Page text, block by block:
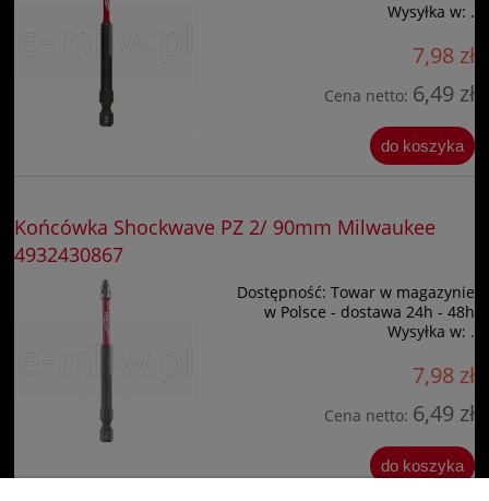
Wysyłka w: .
7,98 zł
Cena netto: 6,49 zł
do koszyka
Końcówka Shockwave PZ 2/ 90mm Milwaukee
4932430867
Dostępność: Towar w magazynie
w Polsce - dostawa 24h - 48h
Wysyłka w: .
7,98 zł
Cena netto: 6,49 zł
do koszyka